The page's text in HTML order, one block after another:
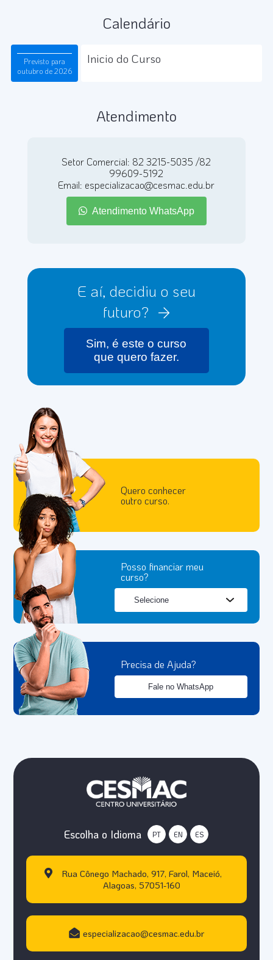
Calendário
Previsto para
outubro de 2026
Inicio do Curso
Atendimento
Setor Comercial: 82 3215-5035 /82
99609-5192
Email: especializacao@cesmac.edu.br
Atendimento WhatsApp
E aí, decidiu o seu
futuro?
Sim, é este o curso
que quero fazer.
Quero conhecer
outro curso.
Posso financiar meu
curso?
Precisa de Ajuda?
Fale no WhatsApp
Escolha o Idioma PT EN ES
Rua Cônego Machado, 917, Farol, Maceió,
Alagoas, 57051-160
especializacao@cesmac.edu.br